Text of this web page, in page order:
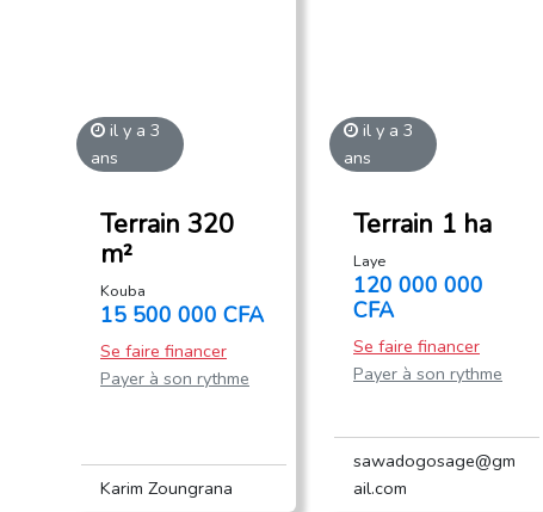
il y a 3
ans
Terrain 320
m²
Kouba
15 500 000 CFA
Se faire financer
Payer à son rythme
Karim Zoungrana
il y a 3
ans
Terrain 1 ha
Laye
120 000 000
CFA
Se faire financer
Payer à son rythme
sawadogosage@gm
ail.com